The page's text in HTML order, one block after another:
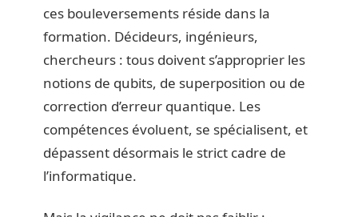
ces bouleversements réside dans la
formation. Décideurs, ingénieurs,
chercheurs : tous doivent s’approprier les
notions de qubits, de superposition ou de
correction d’erreur quantique. Les
compétences évoluent, se spécialisent, et
dépassent désormais le strict cadre de
l’informatique.